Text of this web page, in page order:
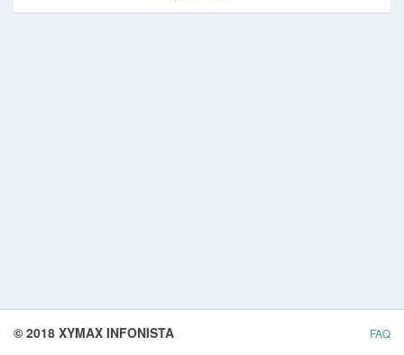
FAQ
© 2018 XYMAX INFONISTA